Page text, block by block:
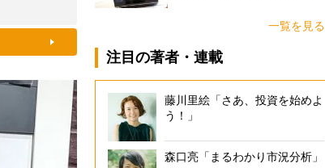
一覧を見る
注目の著者・連載
藤川里絵「さあ、投資を始めよ
う！」
森口亮「まるわかり市況分析」